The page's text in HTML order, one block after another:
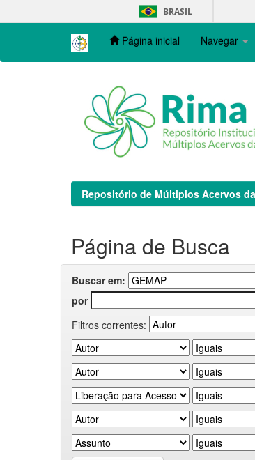
navigation
BRASIL
Página inicial Navegar
Repositório de Múltiplos Acervos
Página de Busca
Buscar em:
por
Filtros correntes: